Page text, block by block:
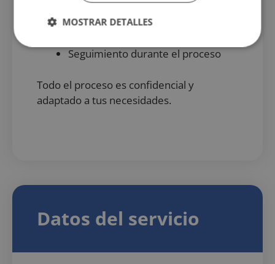
Atenciónpresencial y online
Plan personalizado adaptado a tu
Seguimiento durante el proceso
Todo el proceso es confidencial y
adaptado a tus necesidades.
Datos del servicio
MOSTRAR DETALLES
Cookies
estrictamente
Cookies de
rendimiento